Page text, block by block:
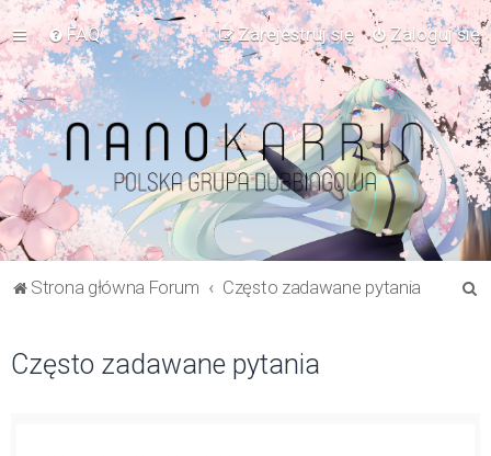
FAQ Zaloguj się
Zarejestruj się
Strona główna Forum Często zadawane pytania
Często zadawane pytania